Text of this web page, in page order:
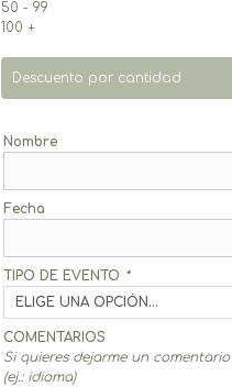
50 - 99
100 +
Descuento por cantidad
Nombre
Fecha
TIPO DE EVENTO *
COMENTARIOS
Si quieres dejarme un
(ej.: idioma)